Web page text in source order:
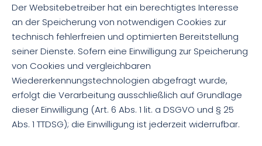
Der Websitebetreiber hat ein berechtigtes Interesse
an der Speicherung von notwendigen Cookies zur
technisch fehlerfreien und optimierten Bereitstellung
seiner Dienste. Sofern eine Einwilligung zur Speicherung
von Cookies und vergleichbaren
Wiedererkennungstechnologien abgefragt wurde,
erfolgt die Verarbeitung ausschließlich auf Grundlage
dieser Einwilligung (Art. 6 Abs. 1 lit. a DSGVO und § 25
Abs. 1 TTDSG); die Einwilligung ist jederzeit widerrufbar.